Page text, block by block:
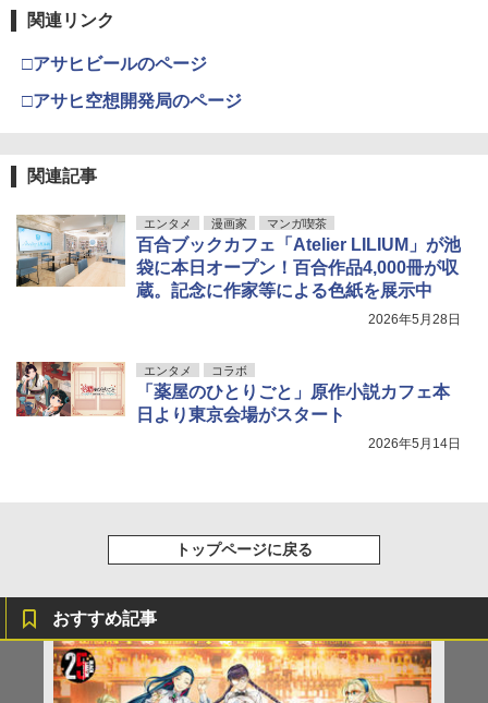
関連リンク
□アサヒビールのページ
□アサヒ空想開発局のページ
関連記事
エンタメ 漫画家 マンガ喫茶
百合ブックカフェ「Atelier LILIUM」が池
袋に本日オープン！百合作品4,000冊が収
蔵。記念に作家等による色紙を展示中
2026年5月28日
エンタメ コラボ
「薬屋のひとりごと」原作小説カフェ本
日より東京会場がスタート
2026年5月14日
トップページに戻る
おすすめ記事